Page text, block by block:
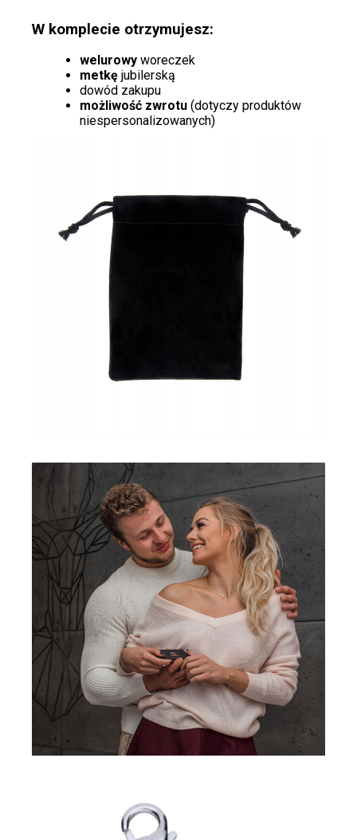
W komplecie otrzymujesz:
welurowy woreczek
metkę jubilerską
dowód zakupu
możliwość zwrotu (dotyczy produktów
niespersonalizowanych)